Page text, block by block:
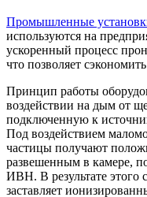
Промышленные
используются на
ускоренный процесс
что позволяет
Принцип работы
воздействии на дым от
подключенную к
Под воздействием
частицы получают
развешенным в камере,
ИВН. В результате этого
заставляет